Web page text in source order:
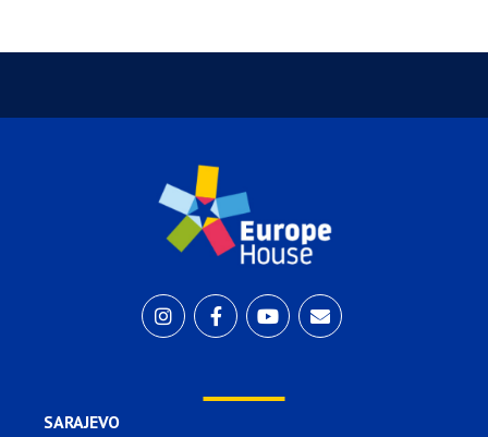
SARAJEVO